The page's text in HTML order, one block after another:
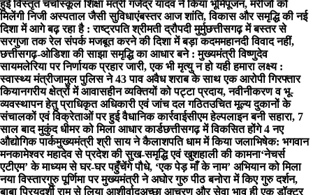
हुई विस्तृत चर्चास्कूल शिक्षा मंत्री गजेंद्र यादव ने किया भूमिपूजन, मरीजों को
मिलेंगी निजी अस्पताल जैसी सुविधाएंबस्तर आज शांति, विकास और समृद्धि की नई
दिशा में आगे बढ़ रहा है : राष्ट्रपति श्रीमती द्रौपदी मुर्मुछत्तीसगढ़ में बस्तर से
सरगुजा तक रेल संपर्क मजबूत करने की दिशा में बड़ा कदममहानदी विवाद नहीं,
छत्तीसगढ़-ओडिशा की साझा समृद्धि का आधार बने : मुख्यमंत्री विष्णुदेव
सायमलेरिया पर निर्णायक प्रहार जारी, एक भी मृत्यु न हो यही हमारा लक्ष्य :
स्वास्थ्य मंत्रीजामुल पुलिस ने 43 पाव अवैध शराब के साथ एक आरोपी गिरफ्तार
कियानगरीय क्षेत्रों में आवासहीन व्यक्तियों को पट्टा प्रदाय, नवीनीकरण व भू-
व्यवस्थापन हेतु प्राधिकृत अधिकारी एवं जांच दल गठितउचित मूल्य दुकानों के
संचालकों एवं विक्रेताओं पर हुई वैधानिक कार्रवाईसीएम हेल्पलाइन बनी सहारा, 7
साल बाद मुकुंद धीमर को मिला आधार कार्डछत्तीसगढ़ में विकसित होंगे 4 नए
औद्योगिक पार्कमुख्यमंत्री श्री साय ने कैलाशपति धाम में किया जलाभिषेक: भगवान
मनकामेश्वर महादेव से प्रदेश की सुख-समृद्धि एवं खुशहाली की कामना‘नेचर्स
एटीएम’ के माध्यम से घर-घर पहुँचेंगे पौधे, ‘एक पेड़ माँ के नाम’ अभियान को मिला
नया विस्तारगुरु पूर्णिमा पर मुख्यमंत्री ने अघोर गुरु पीठ बनोरा में किए गुरु दर्शन,
बाबा प्रियदर्शी राम से लिया आशीर्वादअच्छा आचरण और सेवा भाव ही एक डॉक्टर